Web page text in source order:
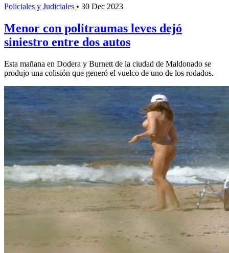
Policiales y Judiciales • 30 Dec 2023
Menor con politraumas leves dejó
siniestro entre dos autos
Esta mañana en Dodera y Burnett de la ciudad de Maldonado se
produjo una colisión que generó el vuelco de uno de los rodados.